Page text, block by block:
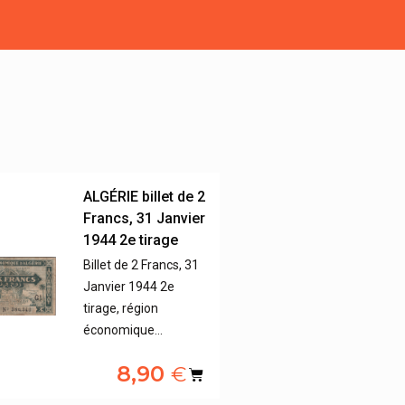
ALGÉRIE billet de 2
Francs, 31 Janvier
1944 2e tirage
Billet de 2 Francs, 31
Janvier 1944 2e
tirage, région
économique…
8,90 €